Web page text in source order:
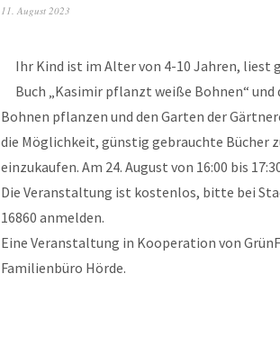
11. August 2023
Ihr Kind ist im Alter von 4-10 Jahren, liest
Buch „Kasimir pflanzt weiße Bohnen“
Bohnen pflanzen und den Garten der
die Möglichkeit, günstig gebrauchte Bücher
einzukaufen. Am 24. August von 16:00 bis
Die Veranstaltung ist kostenlos, bitte bei
16860 anmelden.
Eine Veranstaltung in Kooperation von
Familienbüro Hörde.